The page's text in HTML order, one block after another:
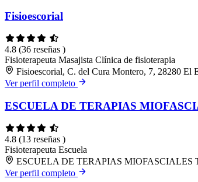
Fisioescorial
4.8 (36 reseñas )
Fisioterapeuta Masajista Clínica de fisioterapia
Fisioescorial, C. del Cura Montero, 7, 28280 El
Ver perfil completo
ESCUELA DE TERAPIAS
4.8 (13 reseñas )
Fisioterapeuta Escuela
ESCUELA DE TERAPIAS MIOFASCIALES
Ver perfil completo